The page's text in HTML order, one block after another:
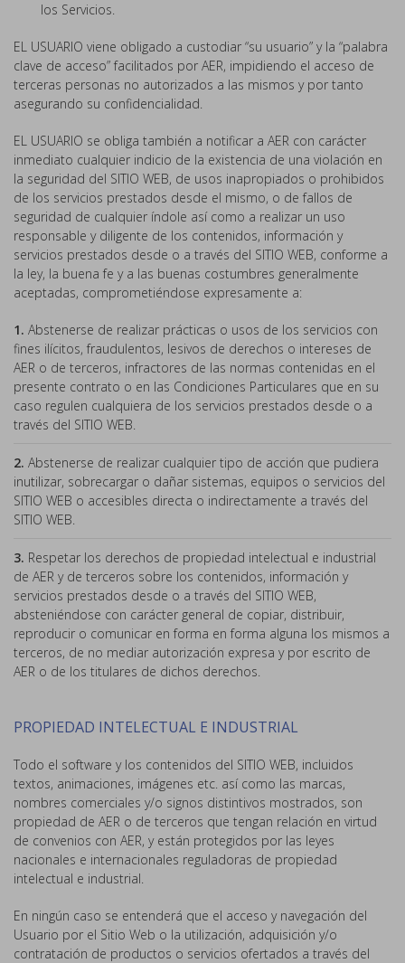
los Servicios.
EL USUARIO viene obligado a custodiar “su usuario” y la “palabra
clave de acceso” facilitados por AER, impidiendo el acceso de
terceras personas no autorizados a las mismos y por tanto
asegurando su confidencialidad.
EL USUARIO se obliga también a notificar a AER con carácter
inmediato cualquier indicio de la existencia de una violación en
la seguridad del SITIO WEB, de usos inapropiados o prohibidos
de los servicios prestados desde el mismo, o de fallos de
seguridad de cualquier índole así como a realizar un uso
responsable y diligente de los contenidos, información y
servicios prestados desde o a través del SITIO WEB, conforme a
la ley, la buena fe y a las buenas costumbres generalmente
aceptadas, comprometiéndose expresamente a:
1. Abstenerse de realizar prácticas o usos de los servicios con
fines ilícitos, fraudulentos, lesivos de derechos o intereses de
AER o de terceros, infractores de las normas contenidas en el
presente contrato o en las Condiciones Particulares que en su
caso regulen cualquiera de los servicios prestados desde o a
través del SITIO WEB.
2. Abstenerse de realizar cualquier tipo de acción que pudiera
inutilizar, sobrecargar o dañar sistemas, equipos o servicios del
SITIO WEB o accesibles directa o indirectamente a través del
SITIO WEB.
3. Respetar los derechos de propiedad intelectual e industrial
de AER y de terceros sobre los contenidos, información y
servicios prestados desde o a través del SITIO WEB,
absteniéndose con carácter general de copiar, distribuir,
reproducir o comunicar en forma en forma alguna los mismos a
terceros, de no mediar autorización expresa y por escrito de
AER o de los titulares de dichos derechos.
PROPIEDAD INTELECTUAL E INDUSTRIAL
Todo el software y los contenidos del SITIO WEB, incluidos
textos, animaciones, imágenes etc. así como las marcas,
nombres comerciales y/o signos distintivos mostrados, son
propiedad de AER o de terceros que tengan relación en virtud
de convenios con AER, y están protegidos por las leyes
nacionales e internacionales reguladoras de propiedad
intelectual e industrial.
En ningún caso se entenderá que el acceso y navegación del
Usuario por el Sitio Web o la utilización, adquisición y/o
contratación de productos o servicios ofertados a través del